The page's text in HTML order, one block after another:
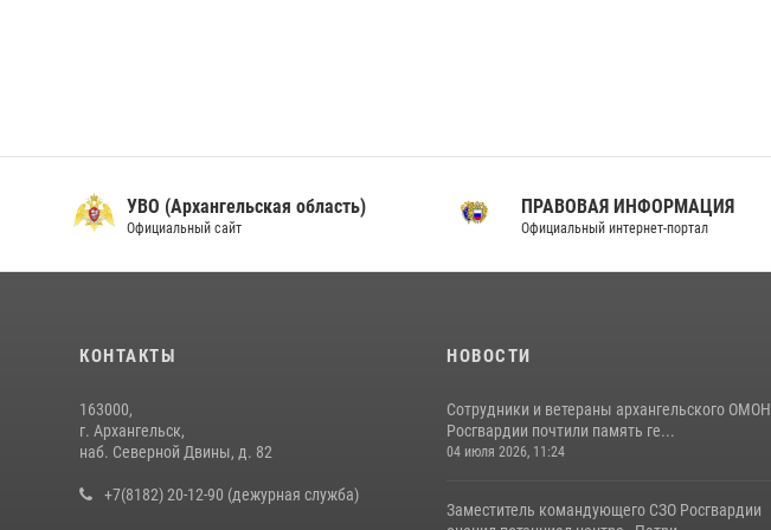
УВО (Архангельская область)
Официальный сайт
ПРАВОВАЯ ИНФОРМАЦИЯ
Официальный интернет-портал
КОНТАКТЫ
163000,
г. Архангельск,
наб. Северной Двины, д. 82
+7(8182) 20-12-90 (дежурная служба)
НОВОСТИ
Сотрудники и ветераны архангельского ОМОН
Росгвардии почтили память ге...
04 июля 2026, 11:24
Заместитель командующего СЗО Росгвардии